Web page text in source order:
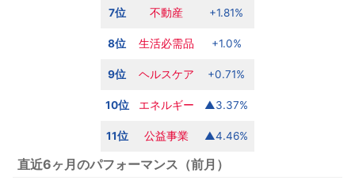
7位 不動産 +1.81%
8位 生活必需品 +1.0%
9位 ヘルスケア +0.71%
10位 エネルギー ▲3.37%
11位 公益事業 ▲4.46%
直近6ヶ月のパフォーマンス（前月）